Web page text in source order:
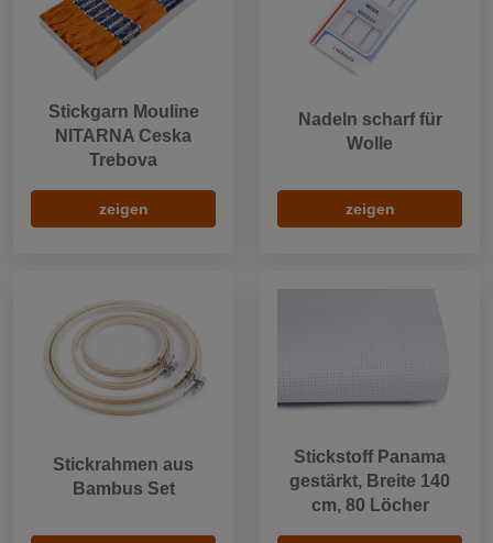
Stickgarn Mouline
NITARNA Ceska
Trebova
zeigen
Nadeln scharf für
Wolle
zeigen
Stickrahmen aus
Bambus Set
Stickstoff Panama
gestärkt, Breite 140
cm, 80 Löcher